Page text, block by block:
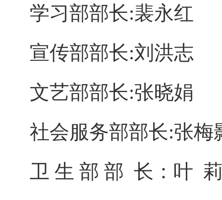
学习部部长:裴永红
宣传部部长:刘洪志
文艺部部长:张晓娟
社会服务部部长:张梅
卫 生 部 部 长：叶